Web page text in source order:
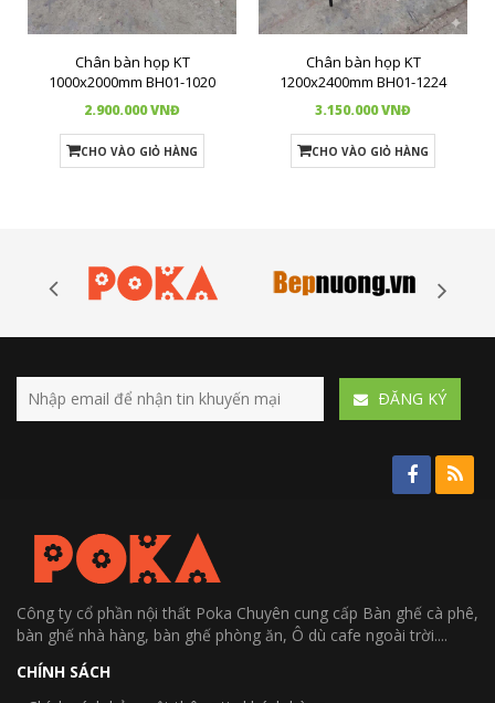
Chân bàn họp KT
1000x2000mm BH01-1020
2.900.000 VNĐ
CHO VÀO GIỎ HÀNG
Chân bàn họp KT
1200x2400mm BH01-1224
3.150.000 VNĐ
CHO VÀO GIỎ HÀNG
ÐĂNG KÝ
Công ty cổ phần nội thất Poka Chuyên cung cấp Bàn ghế cà phê,
bàn ghế nhà hàng, bàn ghế phòng ăn, Ô dù cafe ngoài trời....
CHÍNH SÁCH